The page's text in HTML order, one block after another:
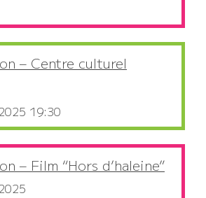
– Centre culturel
19:30
– Film “Hors d’haleine”